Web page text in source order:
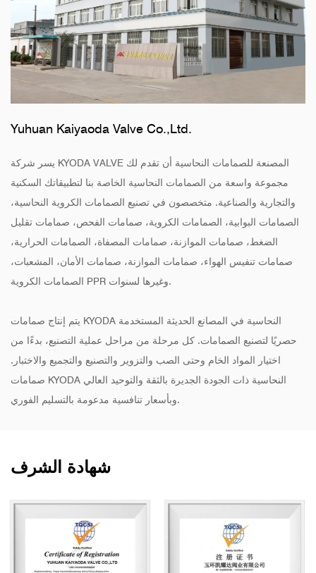
Yuhuan Kaiyaoda Valve Co.,Ltd.
يسر شركة KYODA VALVE المصنعة للصمامات النحاسية أن تقدم لك
مجموعة واسعة من الصمامات النحاسية الخاصة بنا لتطبيقاتك السكنية
والتجارية والصناعية. متخصصون في تصنيع الصمامات الكروية النحاسية،
الصمامات البوابية، الصمامات الكروية، صمامات الفحص، صمامات تقليل
الضغط، صمامات الموازنة، صمامات المصفاة، الصمامات الحرارية،
صمامات تنفيس الهواء، صمامات الموازنة، صمامات الأمان، المشعبات،
الصمامات الكروية PPR وغيرها لسنوات.
يتم إنتاج صمامات KYODA النحاسية في المصانع الحديثة المستخدمة
حصريًا لتصنيع الصمامات. كل مرحلة من مراحل عملية التصنيع، بدءًا من
اختيار المواد الخام وحتى الصب والتزوير والتصنيع والتجميع والاختبار.
صمامات KYODA النحاسية ذات الجودة الجديرة بالثقة والتوحيد العالي
وبأسعار تنافسية مدعومة بالتسليم الفوري.
شهادة الشرف